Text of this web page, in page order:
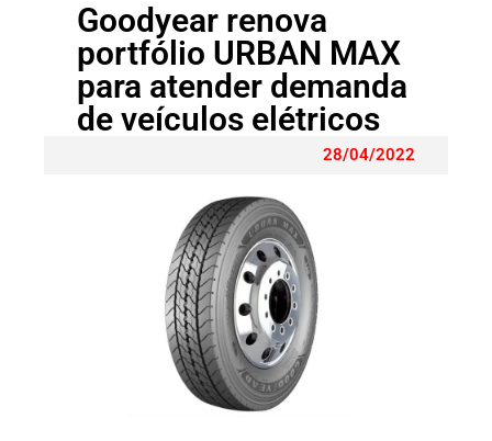
Goodyear renova
portfólio URBAN MAX
para atender demanda
de veículos elétricos
28/04/2022